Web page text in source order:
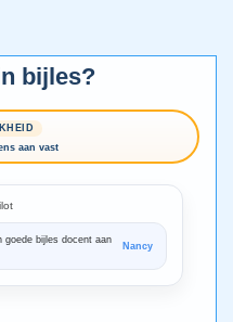
bijles?
aan vast
goede bijles docent aan
Nancy